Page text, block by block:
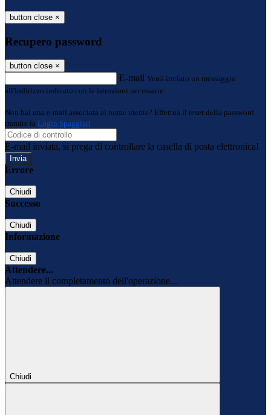
button close ×
Recupero password
button close ×
E-mail Verrà inviato un messaggio
all'indirizzo indicato con le istruzioni necessarie.
Non hai una e-mail associata al nome utente? Effettua il reset della password
tramite la Login Spaggiari
E-mail inviata, si prega di controllare la casella di posta elettronica!
Errore
Chiudi
Successo
Chiudi
Informazione
Chiudi
Attendere...
Attendere il completamento dell'operazione...
Chiudi